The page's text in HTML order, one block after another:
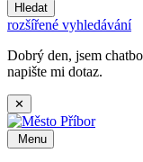
Hledat
rozšířené vyhledávání
Dobrý den, jsem
napište mi dotaz.
✕
Menu